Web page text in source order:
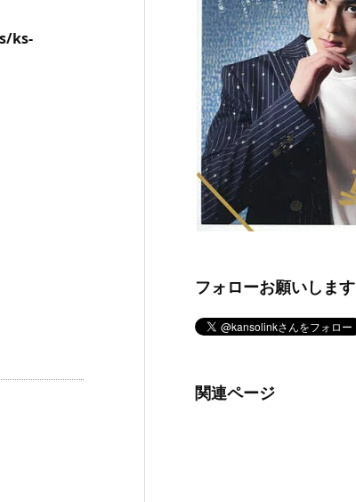
ks-
フォローお願いします
関連ページ